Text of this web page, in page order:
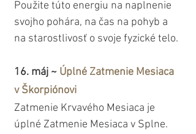
Použite túto energiu na naplnenie
svojho pohára, na čas na pohyb a
na starostlivosť o svoje fyzické telo.
16. máj ~ Úplné Zatmenie Mesiaca
v Škorpiónovi
Zatmenie Krvavého Mesiaca je
úplné Zatmenie Mesiaca v Splne.